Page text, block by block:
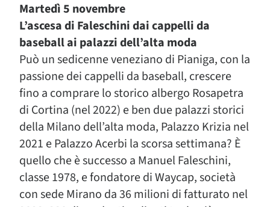
Martedì 5 novembre
L’ascesa di Faleschini dai cappelli da
baseball ai palazzi dell’alta moda
Può un sedicenne veneziano di Pianiga, con la
passione dei cappelli da baseball, crescere
fino a comprare lo storico albergo Rosapetra
di Cortina (nel 2022) e ben due palazzi storici
della Milano dell’alta moda, Palazzo Krizia nel
2021 e Palazzo Acerbi la scorsa settimana? È
quello che è successo a Manuel Faleschini,
classe 1978, e fondatore di Waycap, società
con sede Mirano da 36 milioni di fatturato nel